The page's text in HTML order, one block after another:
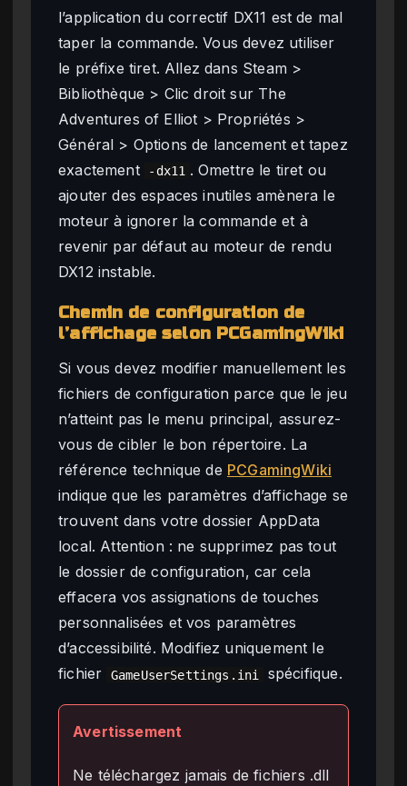
l’application du correctif DX11 est de mal
taper la commande. Vous devez utiliser
le préfixe tiret. Allez dans Steam >
Bibliothèque > Clic droit sur The
Adventures of Elliot > Propriétés >
Général > Options de lancement et tapez
exactement
-dx11 . Omettre le tiret ou
ajouter des espaces inutiles amènera le
moteur à ignorer la commande et à
revenir par défaut au moteur de rendu
DX12 instable.
Chemin de configuration de
l’affichage selon PCGamingWiki
Si vous devez modifier manuellement les
fichiers de configuration parce que le jeu
n’atteint pas le menu principal, assurez-
vous de cibler le bon répertoire. La
référence technique de PCGamingWiki
indique que les paramètres d’affichage se
trouvent dans votre dossier AppData
local. Attention : ne supprimez pas tout
le dossier de configuration, car cela
effacera vos assignations de touches
personnalisées et vos paramètres
d’accessibilité. Modifiez uniquement le
fichier
GameUserSettings.ini spécifique.
Avertissement
Ne téléchargez jamais de fichiers .dll